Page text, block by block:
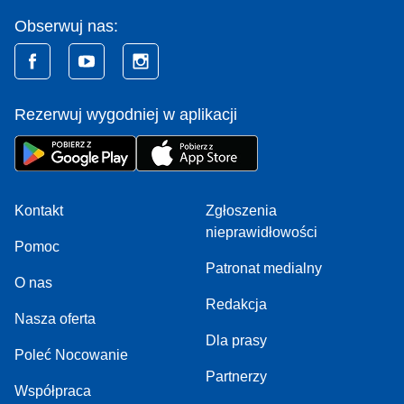
Lato, Wakacje 2026 w Dziwnówku
Lato, Wakacje 2026 w Dąbkach
Lato, Wakacje 2026 w Dębicy
Lato, Wakacje 2026 w Dębinie
Lato, Wakacje 2026 w Dębkach
Lato, Wakacje 2026 w Ełku
Lato, Wakacje 2026 w Gdańsku
Lato, Wakacje 2026 w Giżycku
Lato, Wakacje 2026 w Gliczarowie Górnym
Lato, Wakacje 2026 w Grzybowie
Obserwuj nas:
Rezerwuj wygodniej w aplikacji
Kontakt
Pomoc
O nas
Nasza oferta
Poleć Nocowanie
Współpraca
Zgłoszenia
nieprawidłowości
Patronat medialny
Redakcja
Dla prasy
Partnerzy